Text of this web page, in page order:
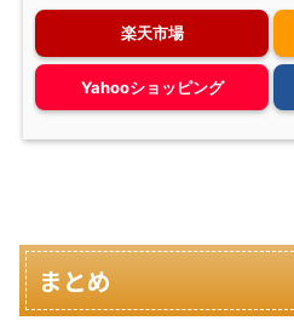
楽天市場
Yahooショッピング
まとめ